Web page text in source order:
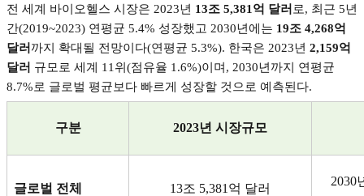
전 세계 바이오헬스 시장은 2023년 13조 5,381억 달러 로, 최근 5년
간(2019~2023) 연평균 5.4% 성장했고 2030년에는 19조 4,268억
달러 까지 확대될 전망이다(연평균 5.3%). 한국은 2023년 2,159억
달러 규모로 세계 11위 (점유율 1.6%)이며 , 2030년까지 연평균
8.7%로 글로벌 평균보다 빠르게 성장할 것으로 예측된다.
구분 2023년 시장규모
글로벌 전체 13조 5,381 억 달러
2030